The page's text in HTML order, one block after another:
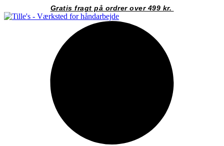
til
Gratis fragt på ordrer over 499 kr.